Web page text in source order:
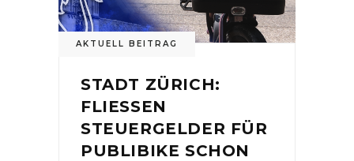
AKTUELL BEITRAG
STADT ZÜRICH:
FLIESSEN
STEUERGELDER FÜR
PUBLIBIKE SCHON